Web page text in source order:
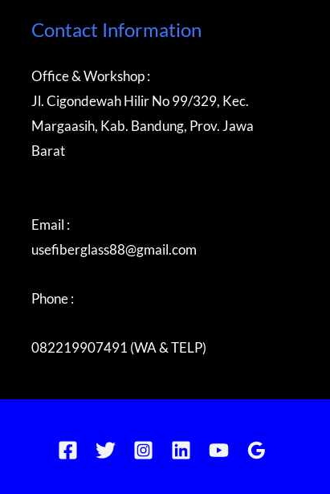
Contact Information
Office & Workshop :
Jl. Cigondewah Hilir No 99/329, Kec.
Margaasih, Kab. Bandung, Prov. Jawa
Barat
Email :
usefiberglass88@gmail.com
Phone :
082219907491 (WA & TELP)